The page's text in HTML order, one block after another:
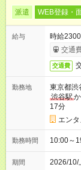
派遣 WEB登録・
給与
時給
交通
交通費
勤務地
東京都渋
渋谷駅
17分
エン
勤務時間 10:00～
期間 2026/10/